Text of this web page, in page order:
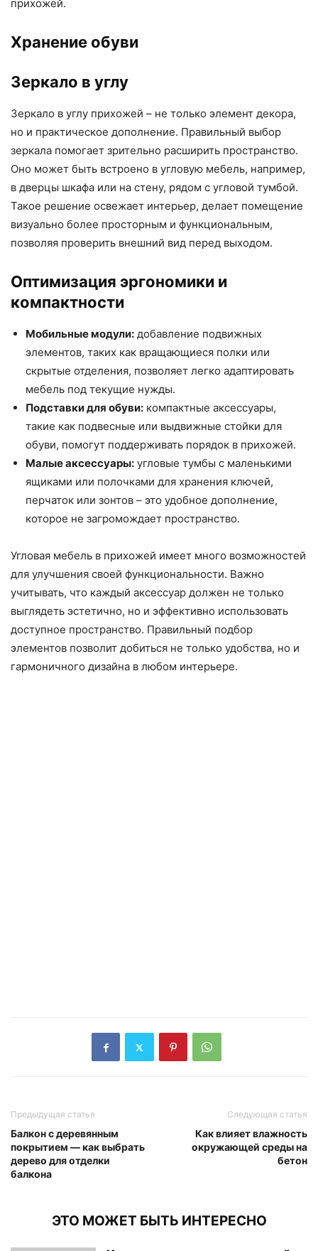
прихожей.
Хранение обуви
Зеркало в углу
Зеркало в углу прихожей – не только элемент декора,
но и практическое дополнение. Правильный выбор
зеркала помогает зрительно расширить пространство.
Оно может быть встроено в угловую мебель, например,
в дверцы шкафа или на стену, рядом с угловой тумбой.
Такое решение освежает интерьер, делает помещение
визуально более просторным и функциональным,
позволяя проверить внешний вид перед выходом.
Оптимизация эргономики и
компактности
Мобильные модули: добавление подвижных
элементов, таких как вращающиеся полки или
скрытые отделения, позволяет легко адаптировать
мебель под текущие нужды.
Подставки для обуви: компактные аксессуары,
такие как подвесные или выдвижные стойки для
обуви, помогут поддерживать порядок в прихожей.
Малые аксессуары: угловые тумбы с маленькими
ящиками или полочками для хранения ключей,
перчаток или зонтов – это удобное дополнение,
которое не загромождает пространство.
Угловая мебель в прихожей имеет много возможностей
для улучшения своей функциональности. Важно
учитывать, что каждый аксессуар должен не только
выглядеть эстетично, но и эффективно использовать
доступное пространство. Правильный подбор
элементов позволит добиться не только удобства, но и
гармоничного дизайна в любом интерьере.
Предыдущая статья
Балкон с деревянным
покрытием — как выбрать
дерево для отделки
балкона
Следующая статья
Как влияет влажность
окружающей среды на
бетон
ЭТО МОЖЕТ БЫТЬ ИНТЕРЕСНО